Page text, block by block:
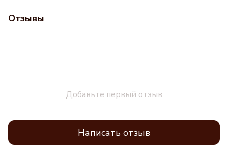
Отзывы
Добавьте первый отзыв
Написать отзыв